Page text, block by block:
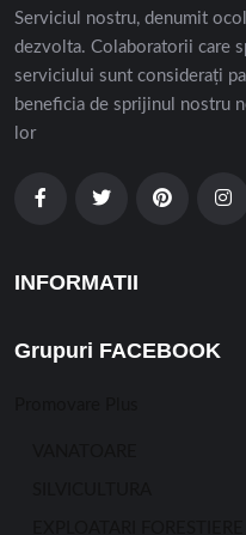
Serviciul nostru, denumit
dezvolta. Colaboratorii care
serviciului sunt considerați
beneficia de sprijinul nostru
lor
INFORMATII
Grupuri FACEBOOK